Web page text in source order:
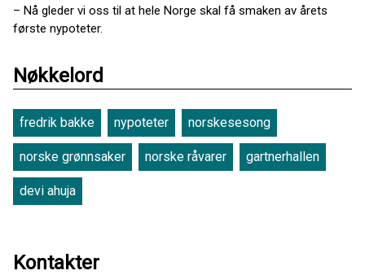
– Nå gleder vi oss til at hele Norge skal få smaken av årets
første nypoteter.
Nøkkelord
fredrik bakke nypoteter norskesesong
norske grønnsaker norske råvarer gartnerhallen
devi ahuja
Kontakter